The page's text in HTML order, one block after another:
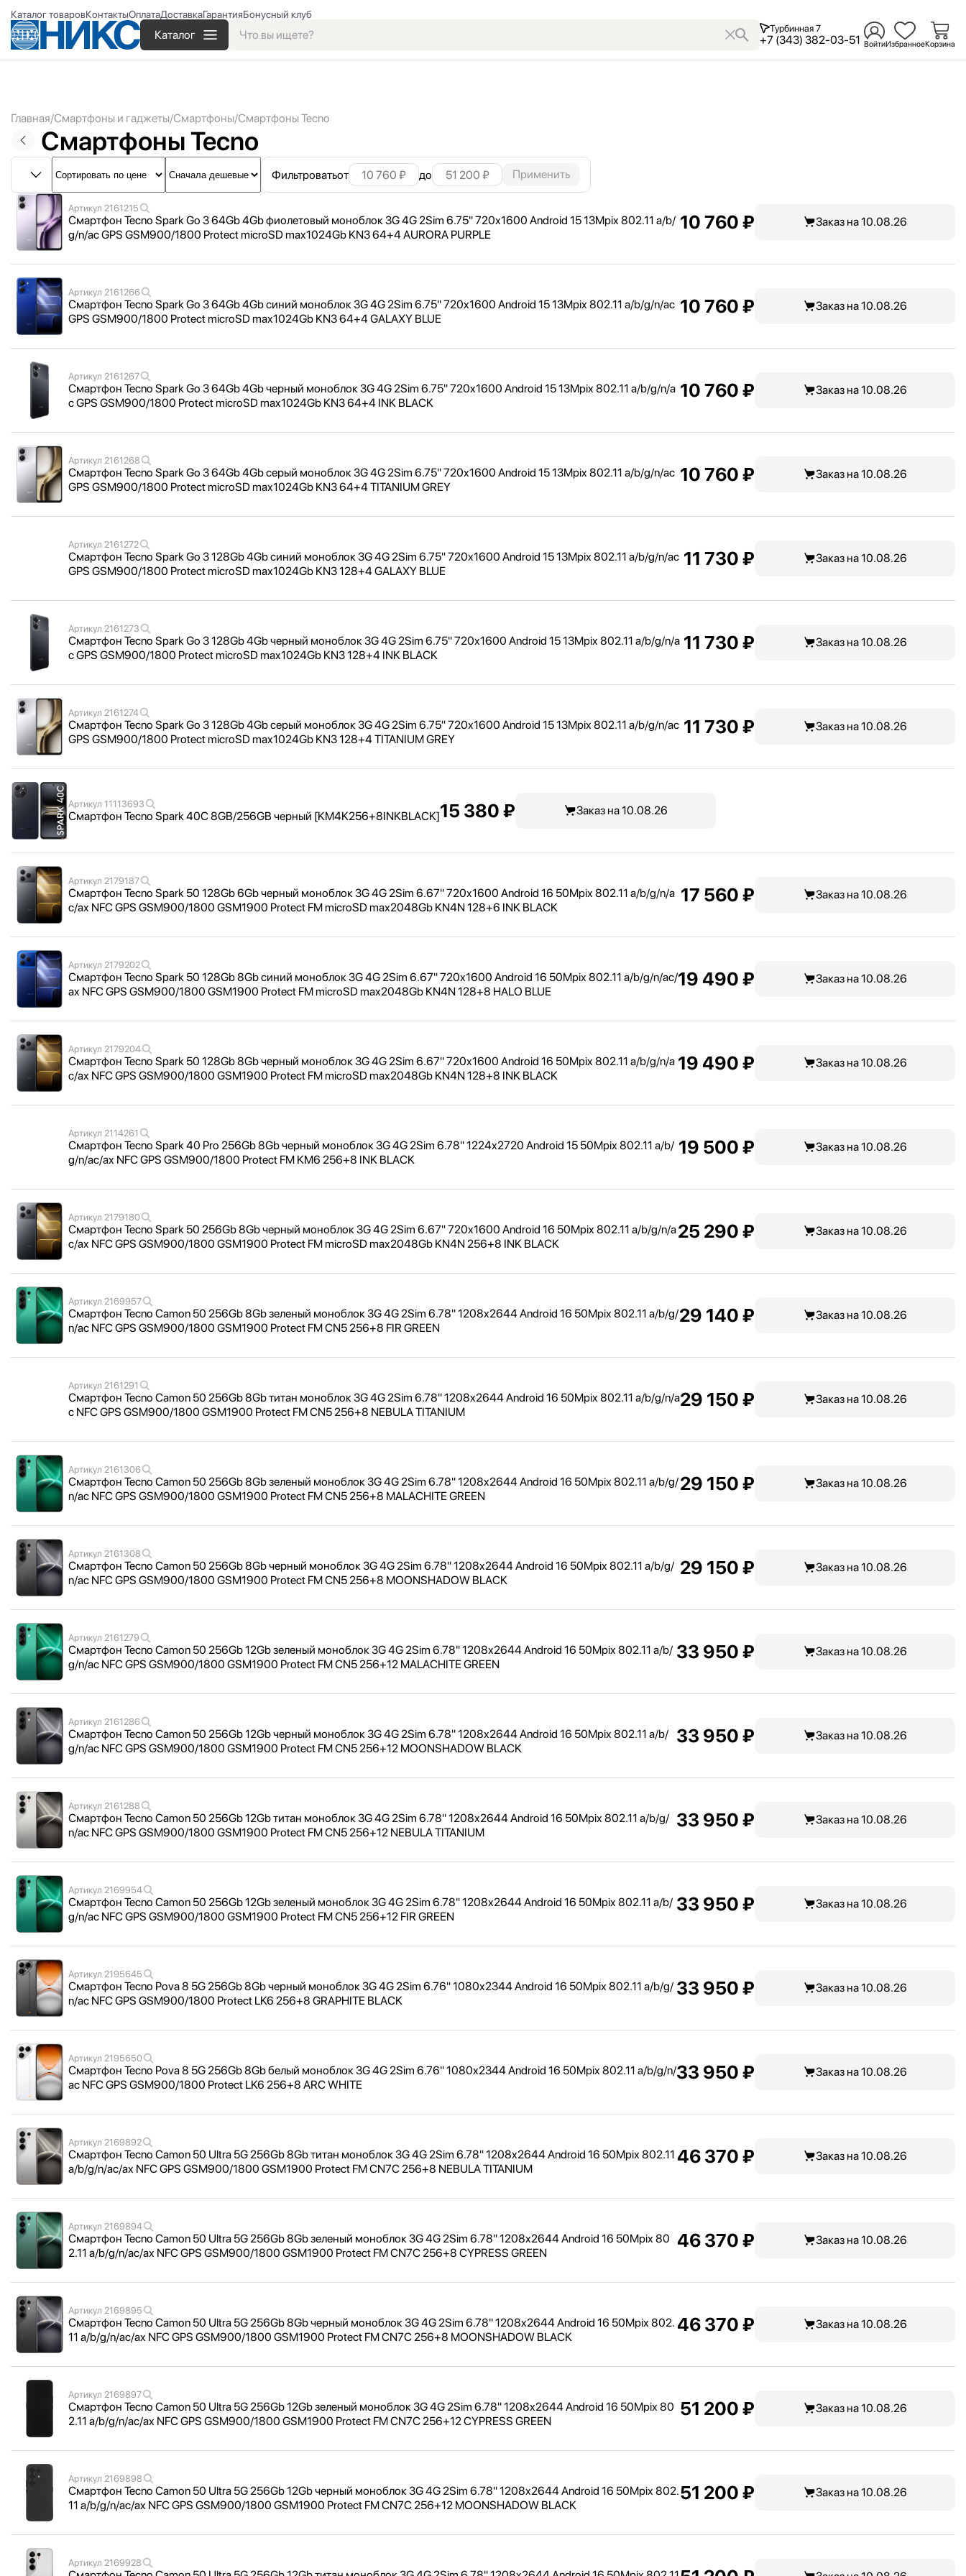
Каталог товаровКонтактыОплатаДоставкаГарантияБонусный клуб
Каталог Турбинная 7
+7 (343) 382-03-51 ВойтиИзбранноеКорзина
Главная Смартфоны и гаджеты Смартфоны Смартфоны Tecno
Смартфоны Tecno
Фильтроватьот до Применить
Артикул 2161215
Смартфон Tecno Spark Go 3 64Gb 4Gb фиолетовый моноблок 3G 4G 2Sim 6.75" 720x1600 Android 15 13Mpix 802.11 a/b/
g/n/ac GPS GSM900/1800 Protect microSD max1024Gb KN3 64+4 AURORA PURPLE
10 760 ₽ Заказ на 10.08.26
Артикул 2161266
Смартфон Tecno Spark Go 3 64Gb 4Gb синий моноблок 3G 4G 2Sim 6.75" 720x1600 Android 15 13Mpix 802.11 a/b/g/n/ac
GPS GSM900/1800 Protect microSD max1024Gb KN3 64+4 GALAXY BLUE
10 760 ₽ Заказ на 10.08.26
Артикул 2161267
Смартфон Tecno Spark Go 3 64Gb 4Gb черный моноблок 3G 4G 2Sim 6.75" 720x1600 Android 15 13Mpix 802.11 a/b/g/n/a
c GPS GSM900/1800 Protect microSD max1024Gb KN3 64+4 INK BLACK
10 760 ₽ Заказ на 10.08.26
Артикул 2161268
Смартфон Tecno Spark Go 3 64Gb 4Gb серый моноблок 3G 4G 2Sim 6.75" 720x1600 Android 15 13Mpix 802.11 a/b/g/n/ac
GPS GSM900/1800 Protect microSD max1024Gb KN3 64+4 TITANIUM GREY
10 760 ₽ Заказ на 10.08.26
Артикул 2161272
Смартфон Tecno Spark Go 3 128Gb 4Gb синий моноблок 3G 4G 2Sim 6.75" 720x1600 Android 15 13Mpix 802.11 a/b/g/n/ac
GPS GSM900/1800 Protect microSD max1024Gb KN3 128+4 GALAXY BLUE
11 730 ₽ Заказ на 10.08.26
Артикул 2161273
Смартфон Tecno Spark Go 3 128Gb 4Gb черный моноблок 3G 4G 2Sim 6.75" 720x1600 Android 15 13Mpix 802.11 a/b/g/n/a
c GPS GSM900/1800 Protect microSD max1024Gb KN3 128+4 INK BLACK
11 730 ₽ Заказ на 10.08.26
Артикул 2161274
Смартфон Tecno Spark Go 3 128Gb 4Gb серый моноблок 3G 4G 2Sim 6.75" 720x1600 Android 15 13Mpix 802.11 a/b/g/n/ac
GPS GSM900/1800 Protect microSD max1024Gb KN3 128+4 TITANIUM GREY
11 730 ₽ Заказ на 10.08.26
Артикул 11113693
Смартфон Tecno Spark 40C 8GB/256GB черный [KM4K256+8INKBLACK]15 380 ₽ Заказ на 10.08.26
Артикул 2179187
Смартфон Tecno Spark 50 128Gb 6Gb черный моноблок 3G 4G 2Sim 6.67" 720x1600 Android 16 50Mpix 802.11 a/b/g/n/a
c/ax NFC GPS GSM900/1800 GSM1900 Protect FM microSD max2048Gb KN4N 128+6 INK BLACK
17 560 ₽ Заказ на 10.08.26
Артикул 2179202
Смартфон Tecno Spark 50 128Gb 8Gb синий моноблок 3G 4G 2Sim 6.67" 720x1600 Android 16 50Mpix 802.11 a/b/g/n/ac/
ax NFC GPS GSM900/1800 GSM1900 Protect FM microSD max2048Gb KN4N 128+8 HALO BLUE
19 490 ₽ Заказ на 10.08.26
Артикул 2179204
Смартфон Tecno Spark 50 128Gb 8Gb черный моноблок 3G 4G 2Sim 6.67" 720x1600 Android 16 50Mpix 802.11 a/b/g/n/a
c/ax NFC GPS GSM900/1800 GSM1900 Protect FM microSD max2048Gb KN4N 128+8 INK BLACK
19 490 ₽ Заказ на 10.08.26
Артикул 2114261
Смартфон Tecno Spark 40 Pro 256Gb 8Gb черный моноблок 3G 4G 2Sim 6.78" 1224x2720 Android 15 50Mpix 802.11 a/b/
g/n/ac/ax NFC GPS GSM900/1800 Protect FM KM6 256+8 INK BLACK
19 500 ₽ Заказ на 10.08.26
Артикул 2179180
Смартфон Tecno Spark 50 256Gb 8Gb черный моноблок 3G 4G 2Sim 6.67" 720x1600 Android 16 50Mpix 802.11 a/b/g/n/a
c/ax NFC GPS GSM900/1800 GSM1900 Protect FM microSD max2048Gb KN4N 256+8 INK BLACK
25 290 ₽ Заказ на 10.08.26
Артикул 2169957
Смартфон Tecno Camon 50 256Gb 8Gb зеленый моноблок 3G 4G 2Sim 6.78" 1208x2644 Android 16 50Mpix 802.11 a/b/g/
n/ac NFC GPS GSM900/1800 GSM1900 Protect FM CN5 256+8 FIR GREEN
29 140 ₽ Заказ на 10.08.26
Артикул 2161291
Смартфон Tecno Camon 50 256Gb 8Gb титан моноблок 3G 4G 2Sim 6.78" 1208x2644 Android 16 50Mpix 802.11 a/b/g/n/a
c NFC GPS GSM900/1800 GSM1900 Protect FM CN5 256+8 NEBULA TITANIUM
29 150 ₽ Заказ на 10.08.26
Артикул 2161306
Смартфон Tecno Camon 50 256Gb 8Gb зеленый моноблок 3G 4G 2Sim 6.78" 1208x2644 Android 16 50Mpix 802.11 a/b/g/
n/ac NFC GPS GSM900/1800 GSM1900 Protect FM CN5 256+8 MALACHITE GREEN
29 150 ₽ Заказ на 10.08.26
Артикул 2161308
Смартфон Tecno Camon 50 256Gb 8Gb черный моноблок 3G 4G 2Sim 6.78" 1208x2644 Android 16 50Mpix 802.11 a/b/g/
n/ac NFC GPS GSM900/1800 GSM1900 Protect FM CN5 256+8 MOONSHADOW BLACK
29 150 ₽ Заказ на 10.08.26
Артикул 2161279
Смартфон Tecno Camon 50 256Gb 12Gb зеленый моноблок 3G 4G 2Sim 6.78" 1208x2644 Android 16 50Mpix 802.11 a/b/
g/n/ac NFC GPS GSM900/1800 GSM1900 Protect FM CN5 256+12 MALACHITE GREEN
33 950 ₽ Заказ на 10.08.26
Артикул 2161286
Смартфон Tecno Camon 50 256Gb 12Gb черный моноблок 3G 4G 2Sim 6.78" 1208x2644 Android 16 50Mpix 802.11 a/b/
g/n/ac NFC GPS GSM900/1800 GSM1900 Protect FM CN5 256+12 MOONSHADOW BLACK
33 950 ₽ Заказ на 10.08.26
Артикул 2161288
Смартфон Tecno Camon 50 256Gb 12Gb титан моноблок 3G 4G 2Sim 6.78" 1208x2644 Android 16 50Mpix 802.11 a/b/g/
n/ac NFC GPS GSM900/1800 GSM1900 Protect FM CN5 256+12 NEBULA TITANIUM
33 950 ₽ Заказ на 10.08.26
Артикул 2169954
Смартфон Tecno Camon 50 256Gb 12Gb зеленый моноблок 3G 4G 2Sim 6.78" 1208x2644 Android 16 50Mpix 802.11 a/b/
g/n/ac NFC GPS GSM900/1800 GSM1900 Protect FM CN5 256+12 FIR GREEN
33 950 ₽ Заказ на 10.08.26
Артикул 2195645
Смартфон Tecno Pova 8 5G 256Gb 8Gb черный моноблок 3G 4G 2Sim 6.76" 1080x2344 Android 16 50Mpix 802.11 a/b/g/
n/ac NFC GPS GSM900/1800 Protect LK6 256+8 GRAPHITE BLACK
33 950 ₽ Заказ на 10.08.26
Артикул 2195650
Смартфон Tecno Pova 8 5G 256Gb 8Gb белый моноблок 3G 4G 2Sim 6.76" 1080x2344 Android 16 50Mpix 802.11 a/b/g/n/
ac NFC GPS GSM900/1800 Protect LK6 256+8 ARC WHITE
33 950 ₽ Заказ на 10.08.26
Артикул 2169892
Смартфон Tecno Camon 50 Ultra 5G 256Gb 8Gb титан моноблок 3G 4G 2Sim 6.78" 1208x2644 Android 16 50Mpix 802.11
a/b/g/n/ac/ax NFC GPS GSM900/1800 GSM1900 Protect FM CN7C 256+8 NEBULA TITANIUM
46 370 ₽ Заказ на 10.08.26
Артикул 2169894
Смартфон Tecno Camon 50 Ultra 5G 256Gb 8Gb зеленый моноблок 3G 4G 2Sim 6.78" 1208x2644 Android 16 50Mpix 80
2.11 a/b/g/n/ac/ax NFC GPS GSM900/1800 GSM1900 Protect FM CN7C 256+8 CYPRESS GREEN
46 370 ₽ Заказ на 10.08.26
Артикул 2169895
Смартфон Tecno Camon 50 Ultra 5G 256Gb 8Gb черный моноблок 3G 4G 2Sim 6.78" 1208x2644 Android 16 50Mpix 802.
11 a/b/g/n/ac/ax NFC GPS GSM900/1800 GSM1900 Protect FM CN7C 256+8 MOONSHADOW BLACK
46 370 ₽ Заказ на 10.08.26
Артикул 2169897
Смартфон Tecno Camon 50 Ultra 5G 256Gb 12Gb зеленый моноблок 3G 4G 2Sim 6.78" 1208x2644 Android 16 50Mpix 80
2.11 a/b/g/n/ac/ax NFC GPS GSM900/1800 GSM1900 Protect FM CN7C 256+12 CYPRESS GREEN
51 200 ₽ Заказ на 10.08.26
Артикул 2169898
Смартфон Tecno Camon 50 Ultra 5G 256Gb 12Gb черный моноблок 3G 4G 2Sim 6.78" 1208x2644 Android 16 50Mpix 802.
11 a/b/g/n/ac/ax NFC GPS GSM900/1800 GSM1900 Protect FM CN7C 256+12 MOONSHADOW BLACK
51 200 ₽ Заказ на 10.08.26
Артикул 2169928